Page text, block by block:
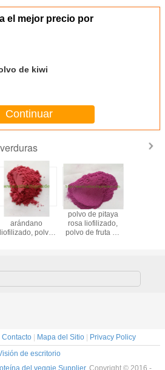
el mejor precio por
de kiwi
Continuar
Polvo de
arándano
liofilizado, polvo
liofilizado
polvo de pitaya
rosa liofilizado,
polvo de fruta de
Contacto| Mapa del Sitio| Privacy Policy
de escritorio
del veggie Supplier. Copyright © 2016 -